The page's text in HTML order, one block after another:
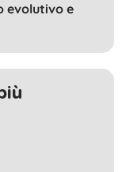
evolutivo e